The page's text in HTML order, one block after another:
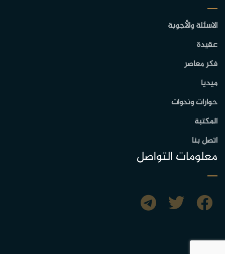
الاسئلة والأجوبة
عقيدة
فكر معاصر
ميديا
حوارات وندوات
المكتبة
اتصل بنا
معلومات التواصل